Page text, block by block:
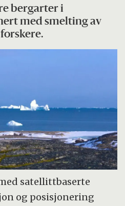
bergarter i
med smelting av
satellittbaserte
og posisjonering